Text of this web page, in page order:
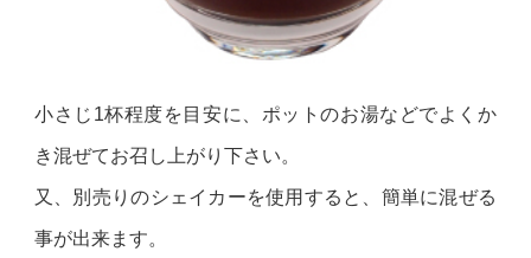
小さじ1杯程度を目安に、ポットのお湯などでよくか
き混ぜてお召し上がり下さい。
又、別売りのシェイカーを使用すると、簡単に混ぜる
事が出来ます。